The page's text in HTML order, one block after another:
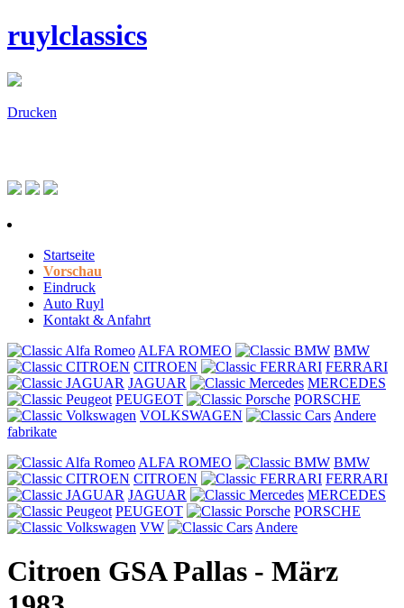
ruylclassics
Drucken
Startseite
Vorschau
Eindruck
Auto Ruyl
Kontakt & Anfahrt
ALFA ROMEO
BMW
CITROEN
FERRARI
JAGUAR
MERCEDES
PEUGEOT
PORSCHE
VOLKSWAGEN
Andere
fabrikate
ALFA ROMEO
BMW
CITROEN
FERRARI
JAGUAR
MERCEDES
PEUGEOT
PORSCHE
VW
Andere
Citroen GSA Pallas - März